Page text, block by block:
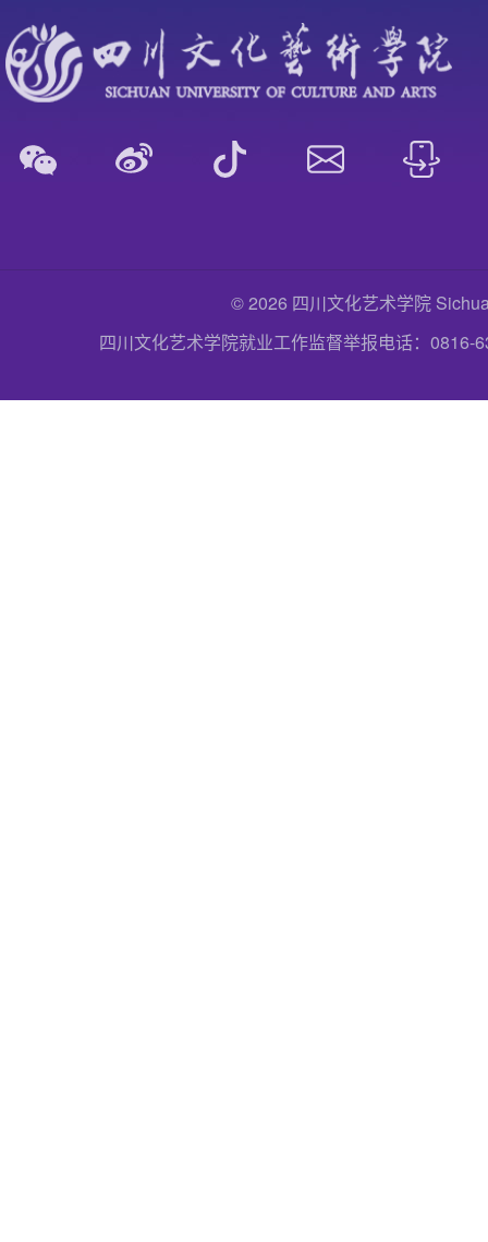
© 2026 四川文化艺术学院
四川文化艺术学院就业工作监督举报电话：